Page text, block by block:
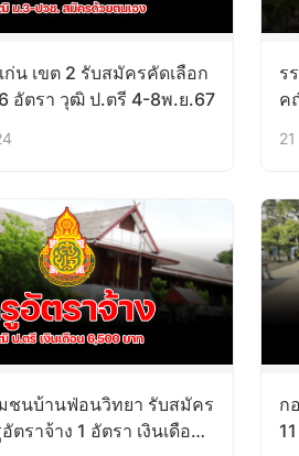
น เขต 2 รับสมัครคัดเลือก
อัตรา วุฒิ ป.ตรี 4-8พ.ย.67
ร
ค
ชนบ้านฟ่อนวิทยา รับสมัคร
ตราจ้าง 1 อัตรา เงินเดือน
ก